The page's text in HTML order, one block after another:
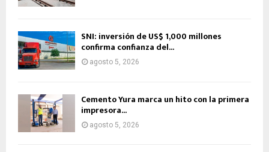
SNI: inversión de US$ 1,000 millones
confirma confianza del...
agosto 5, 2026
Cemento Yura marca un hito con la primera
impresora...
agosto 5, 2026